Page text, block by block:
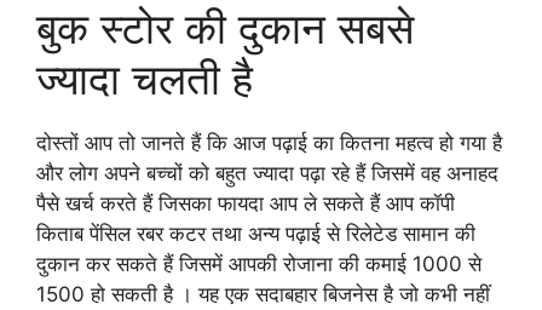
बुक स्टोर की दुकान सबसे
ज्यादा चलती है
दोस्तों आप तो जानते हैं कि आज पढ़ाई का कितना महत्व हो गया है
और लोग अपने बच्चों को बहुत ज्यादा पढ़ा रहे हैं जिसमें वह अनाहद
पैसे खर्च करते हैं जिसका फायदा आप ले सकते हैं आप कॉपी
किताब पेंसिल रबर कटर तथा अन्य पढ़ाई से रिलेटेड सामान की
दुकान कर सकते हैं जिसमें आपकी रोजाना की कमाई 1000 से
1500 हो सकती है । यह एक सदाबहार बिजनेस है जो कभी नहीं